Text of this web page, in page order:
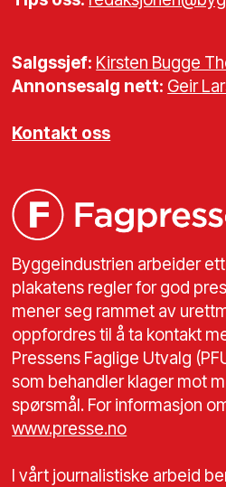
Salgssjef: Kirsten Bugge
Annonsesalg nett: Geir
Kontakt oss
Byggeindustrien arbeider
plakatens regler for god
mener seg rammet av
oppfordres til å ta kontakt
Pressens Faglige Utvalg
som behandler klager mot
spørsmål. For informasjon
www.presse.no
I vårt journalistiske arbeid